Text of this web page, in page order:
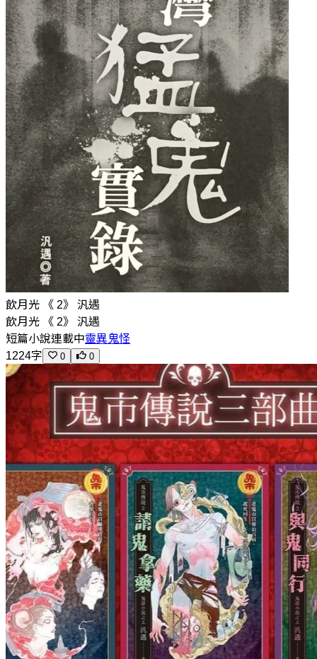
飲月光 《 2》 汎遇
飲月光 《 2》 汎遇
短篇小說連載中靈異鬼怪
1224字
0 0